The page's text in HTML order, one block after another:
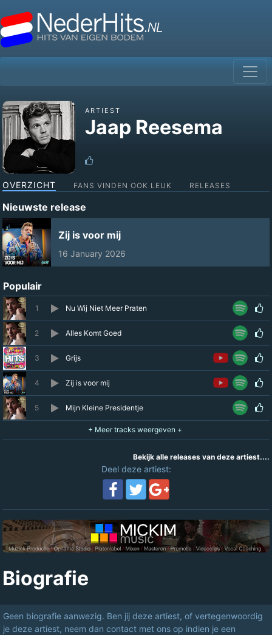
ARTIEST
Jaap Reesema
OVERZICHT FANS VINDEN OOK LEUK RELEASES
Nieuwste release
Zij is voor mij
16 January 2026
Populair
1 Nu Wij Niet Meer Praten
2 Alles Komt Goed
3 Grijs
4 Zij is voor mij
5 Mijn Kleine Presidentje
Bekijk alle releases van deze artiest....
Deel deze artiest:
Biografie
Geen biografie aanwezig. Ben jij deze artiest, of vertegenwoordig
je deze artiest, neem dan contact met ons op indien je een